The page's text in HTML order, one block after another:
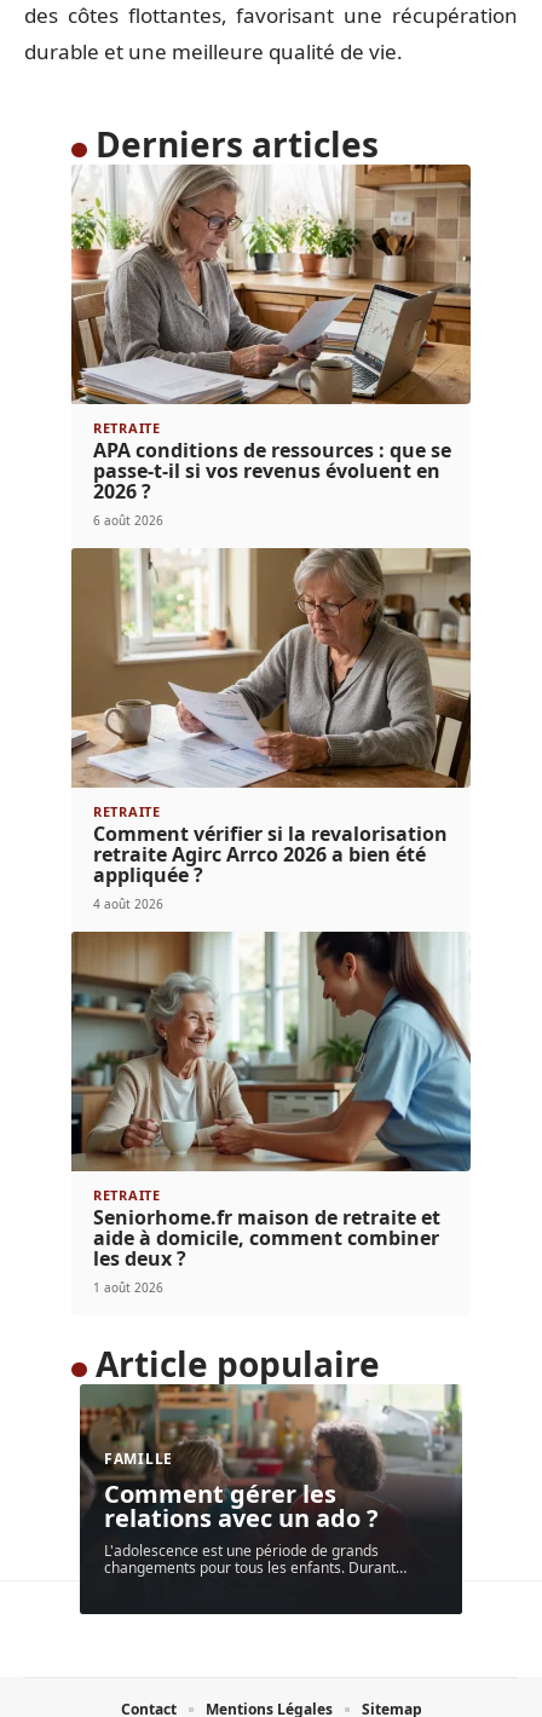
des côtes flottantes, favorisant une récupération
durable et une meilleure qualité de vie.
Derniers articles
RETRAITE
APA conditions de ressources : que se
passe-t-il si vos revenus évoluent en
2026 ?
6 août 2026
RETRAITE
Comment vérifier si la revalorisation
retraite Agirc Arrco 2026 a bien été
appliquée ?
4 août 2026
RETRAITE
Seniorhome.fr maison de retraite et
aide à domicile, comment combiner
les deux ?
1 août 2026
Article populaire
FAMILLE
Comment gérer les
relations avec un ado ?
L'adolescence est une période de grands
changements pour tous les enfants. Durant…
Contact Mentions Légales Sitemap